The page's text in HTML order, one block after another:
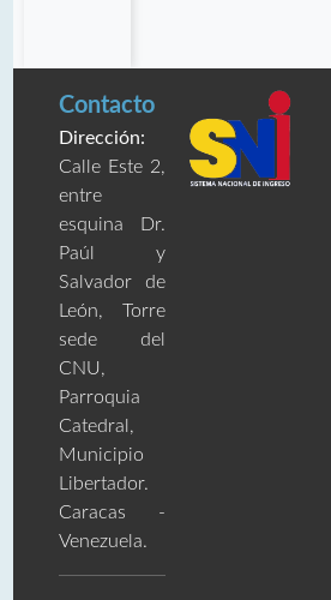
Contacto
Dirección:
Calle Este 2,
entre
esquina Dr.
Paúl y
Salvador de
León, Torre
sede del
CNU,
Parroquia
Catedral,
Municipio
Libertador.
Caracas -
Venezuela.